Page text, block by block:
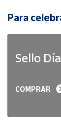
Para
Sello
COMPRAR